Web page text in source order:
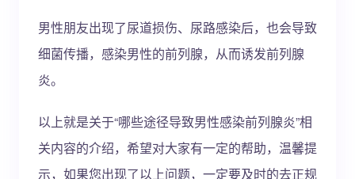
男性朋友出现了尿道损伤、尿路感染后，也会导致
细菌传播，感染男性的前列腺，从而诱发前列腺
炎。
以上就是关于“哪些途径导致男性感染前列腺炎”相
关内容的介绍，希望对大家有一定的帮助，温馨提
示，如果您出现了以上问题，一定要及时的去正规